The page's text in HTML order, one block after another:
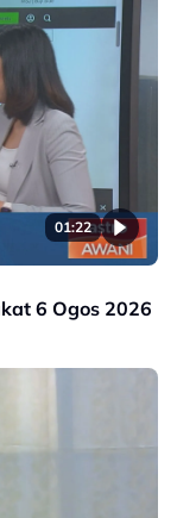
01:22
6 Ogos 2026